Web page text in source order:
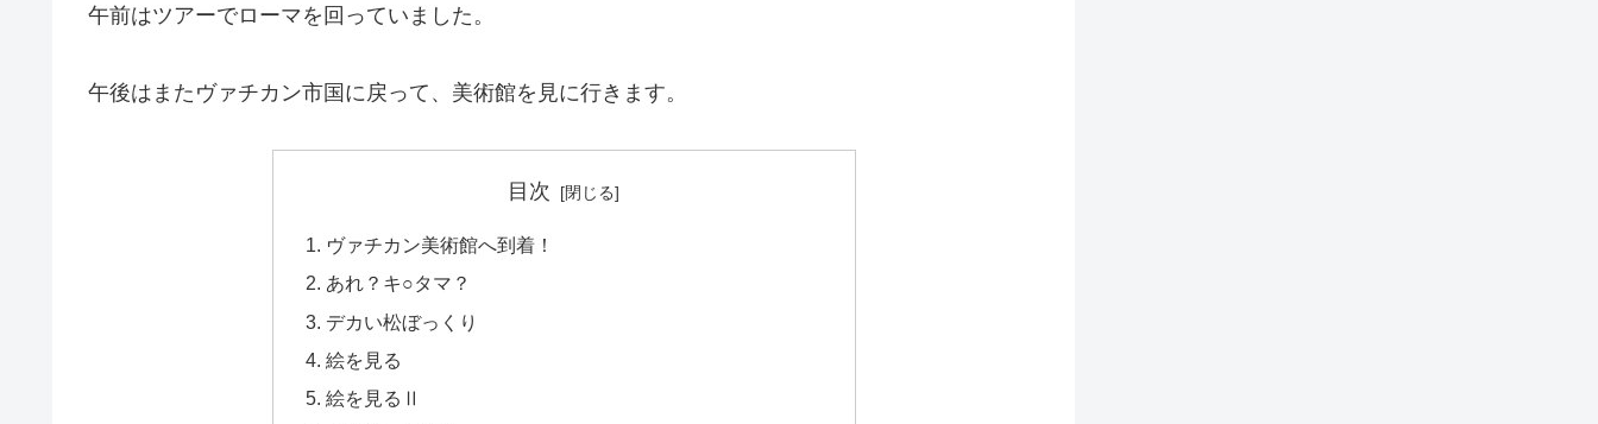
午前はツアーでローマを回っていました。
午後はまたヴァチカン市国に戻って、美術館を見に行きます。
目次
ヴァチカン美術館へ到着！
あれ？キ○タマ？
デカい松ぼっくり
絵を見る
絵を見るⅡ